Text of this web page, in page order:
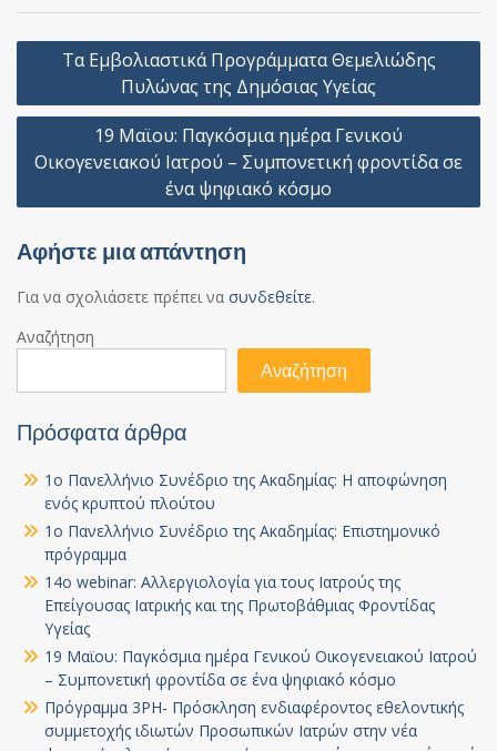
Πλοήγηση
Τα Εμβολιαστικά Προγράμματα Θεμελιώδης
Πυλώνας της Δημόσιας Υγείας
19 Μαϊου: Παγκόσμια ημέρα Γενικού
Οικογενειακού Ιατρού – Συμπονετική φροντίδα σε
ένα ψηφιακό κόσμο
Αφήστε μια απάντηση
Για να σχολιάσετε πρέπει να συνδεθείτε.
Αναζήτηση
Αναζήτηση
Πρόσφατα άρθρα
1ο Πανελλήνιο Συνέδριο της Ακαδημίας: Η αποφώνηση
ενός κρυπτού πλούτου
1ο Πανελλήνιο Συνέδριο της Ακαδημίας: Επιστημονικό
πρόγραμμα
14ο webinar: Αλλεργιολογία για τους Ιατρούς της
Επείγουσας Ιατρικής και της Πρωτοβάθμιας Φροντίδας
Υγείας
19 Μαϊου: Παγκόσμια ημέρα Γενικού Οικογενειακού Ιατρού
– Συμπονετική φροντίδα σε ένα ψηφιακό κόσμο
Πρόγραμμα 3PH- Πρόσκληση ενδιαφέροντος εθελοντικής
συμμετοχής ιδιωτών Προσωπικών Ιατρών στην νέα